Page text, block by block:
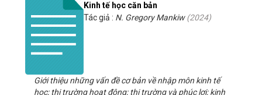
Kinh tế học căn bản
Tác giả : N. Gregory Mankiw(2024)
Giới thiệu những vấn đề cơ bản về nhập môn kinh tế
học; thị trường hoạt động; thị trường và phúc lợi; kinh